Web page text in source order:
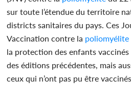
sur toute l’étendue du territoire
districts sanitaires du pays. Ces
Vaccination contre la poliomyélite
la protection des enfants
des éditions précédentes, mais
ceux qui n’ont pas pu être